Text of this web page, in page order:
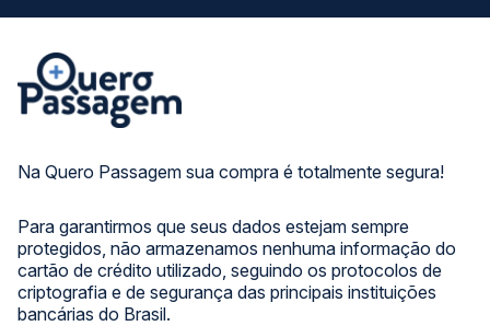
Na Quero Passagem sua compra é totalmente segura!
Para garantirmos que seus dados estejam sempre
protegidos, não armazenamos nenhuma informação do
cartão de crédito utilizado, seguindo os protocolos de
criptografia e de segurança das principais instituições
bancárias do Brasil.